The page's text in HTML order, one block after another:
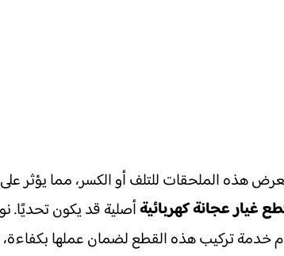
هذه الملحقات للتلف أو الكسر، مما يؤثر
غيار عجانة كهربائيةأصلية قد يكون تحديًا.
خدمة تركيب هذه القطع لضمان عملها